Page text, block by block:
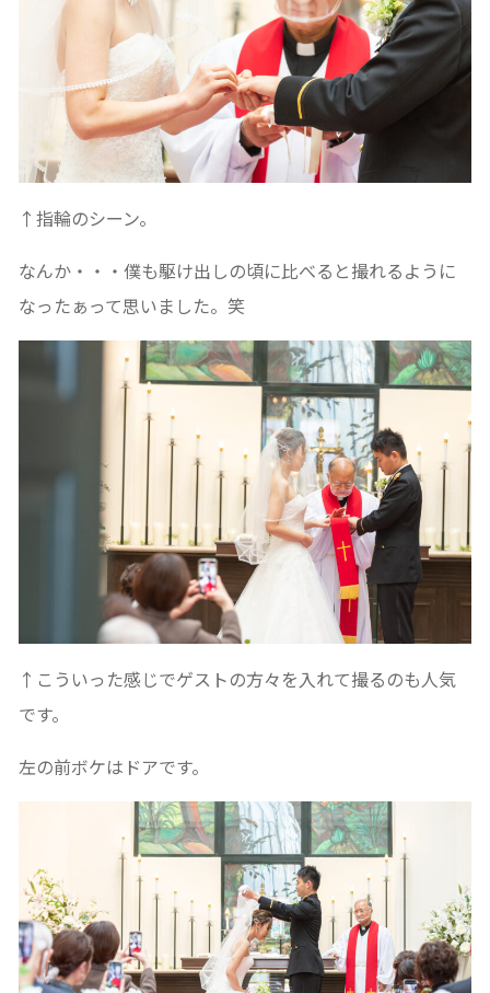
↑指輪のシーン。
なんか・・・僕も駆け出しの頃に比べると撮れるように
なったぁって思いました。笑
↑こういった感じでゲストの方々を入れて撮るのも人気
です。
左の前ボケはドアです。